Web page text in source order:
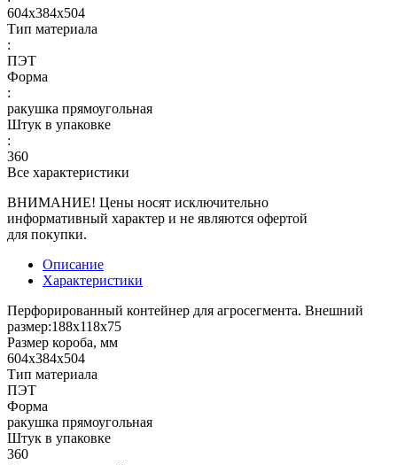
604х384х504
Тип материала
:
ПЭТ
Форма
:
ракушка прямоугольная
Штук в упаковке
:
360
Все характеристики
ВНИМАНИЕ! Цены носят исключительно
информативный характер и не являются офертой
для покупки.
Описание
Характеристики
Перфорированный контейнер для агросегмента. Внешний
размер:188х118х75
Размер короба, мм
604х384х504
Тип материала
ПЭТ
Форма
ракушка прямоугольная
Штук в упаковке
360